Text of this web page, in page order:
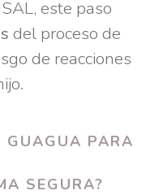
este paso
del proceso de
de reacciones
GUAGUA PARA
SEGURA?